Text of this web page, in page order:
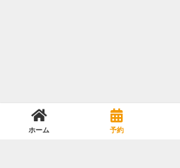
ホーム 予約